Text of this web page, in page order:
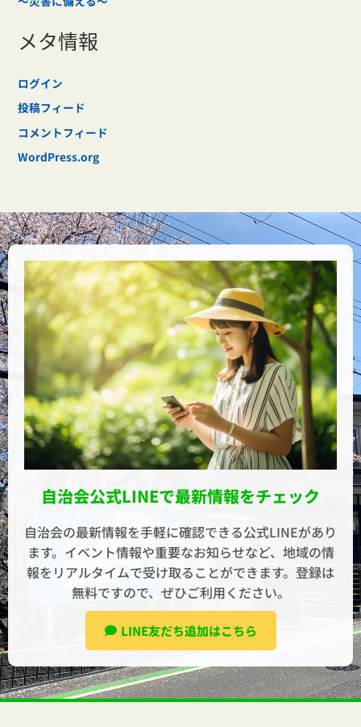
メタ情報
ログイン
投稿フィード
コメントフィード
WordPress.org
自治会公式LINEで最新情報をチェック
自治会の最新情報を手軽に確認できる公式LINEがあり
ます。イベント情報や重要なお知らせなど、地域の情
報をリアルタイムで受け取ることができます。登録は
無料ですので、ぜひご利用ください。
LINE友だち追加はこちら